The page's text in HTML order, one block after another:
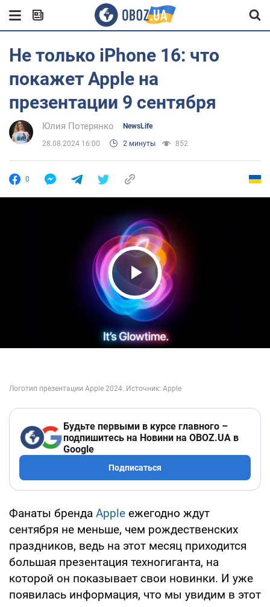
Не только iPhone 16: что
покажет Apple на
презентации 9 сентября
Юлия Потерянко NewsLife
28.08.2024 16:00 2 минуты 852
0
Play Video
Будьте первыми в курсе главного –
подпишитесь на Новини на OBOZ.UA в
Google
Подписаться
Фанаты бренда Apple ежегодно ждут
сентября не меньше, чем рождественских
праздников, ведь на этот месяц приходится
большая презентация техногиганта, на
которой он показывает свои новинки. И уже
появилась информация, что мы увидим в этот